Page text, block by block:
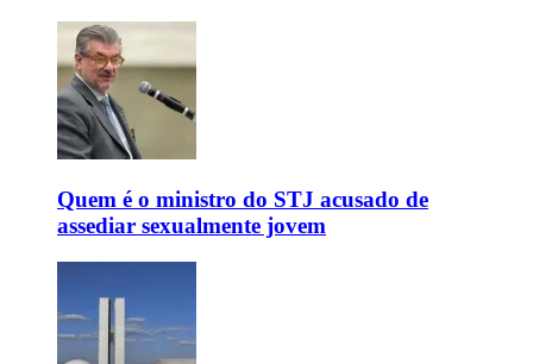
Quem é o ministro do STJ acusado de
assediar sexualmente jovem